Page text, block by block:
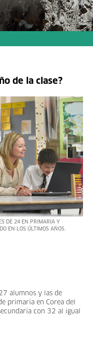
de la clase?
DE 24 EN PRIMARIA Y
EN LOS ÚLTIMOS AÑOS.
alumnos y las de
primaria en Corea del
con 32 al igual